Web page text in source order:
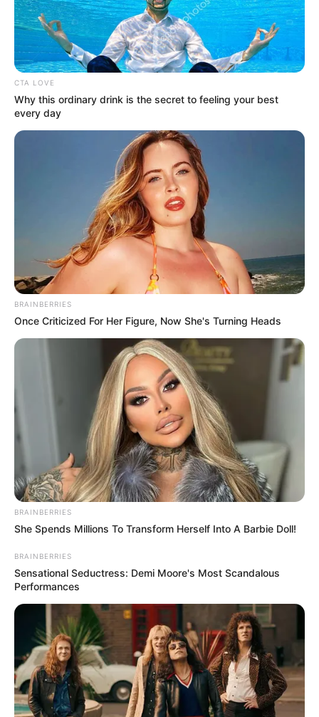
TAGS
ΕΥΒΟΙΑ
ΧΑΛΚΙΔΑ ΝΕΑ
ΤΑΥΤΟΤΗΤΑ ΚΑΙ ΕΠΙΚΟΙΝΩΝΙΑ ΟΡΟΙ ΧΡΗΣΗΣ
CTA LOVE
Why this ordinary drink is the secret to feeling your best
every day
BRAINBERRIES
Once Criticized For Her Figure, Now She's Turning Heads
BRAINBERRIES
She Spends Millions To Transform Herself Into A Barbie Doll!
BRAINBERRIES
Sensational Seductress: Demi Moore's Most Scandalous
Performances